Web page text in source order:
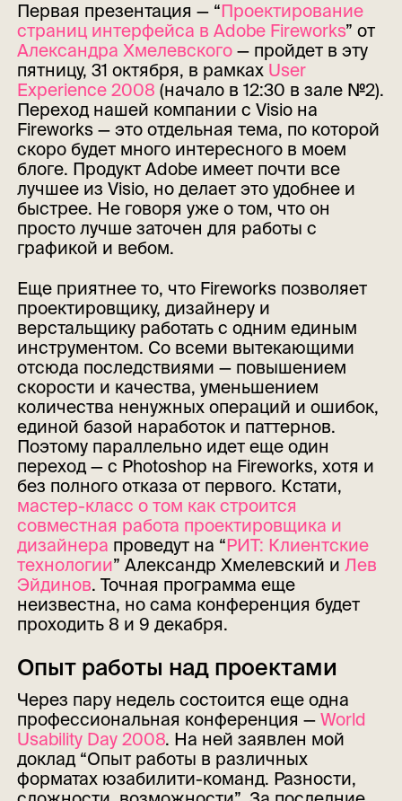
Первая презентация — “Проектирование
страниц интерфейса в Adobe Fireworks” от
Александра Хмелевского — пройдет в эту
пятницу, 31 октября, в рамках User
Experience 2008 (начало в 12:30 в зале №2).
Переход нашей компании с Visio на
Fireworks — это отдельная тема, по которой
скоро будет много интересного в моем
блоге. Продукт Adobe имеет почти все
лучшее из Visio, но делает это удобнее и
быстрее. Не говоря уже о том, что он
просто лучше заточен для работы с
графикой и вебом.
Еще приятнее то, что Fireworks позволяет
проектировщику, дизайнеру и
верстальщику работать с одним единым
инструментом. Со всеми вытекающими
отсюда последствиями — повышением
скорости и качества, уменьшением
количества ненужных операций и ошибок,
единой базой наработок и паттернов.
Поэтому параллельно идет еще один
переход — с Photoshop на Fireworks, хотя и
без полного отказа от первого. Кстати,
мастер-класс о том как строится
совместная работа проектировщика и
дизайнера проведут на “РИТ: Клиентские
технологии” Александр Хмелевский иЛев
Эйдинов. Точная программа еще
неизвестна, но сама конференция будет
проходить 8 и 9 декабря.
Опыт работы над проектами
Через пару недель состоится еще одна
профессиональная конференция —World
Usability Day 2008. На ней заявлен мой
доклад “Опыт работы в различных
форматах юзабилити-команд. Разности,